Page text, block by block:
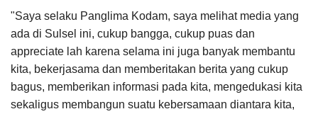
"Saya selaku Panglima Kodam, saya melihat media yang
ada di Sulsel ini, cukup bangga, cukup puas dan
appreciate lah karena selama ini juga banyak membantu
kita, bekerjasama dan memberitakan berita yang cukup
bagus, memberikan informasi pada kita, mengedukasi kita
sekaligus membangun suatu kebersamaan diantara kita,